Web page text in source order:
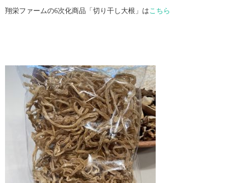
翔栄ファームの6次化商品「切り干し大根」はこちら